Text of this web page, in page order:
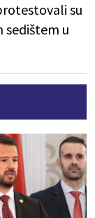
su
sedištem u